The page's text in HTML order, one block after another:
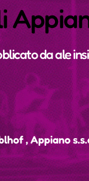
daale
, Appiano